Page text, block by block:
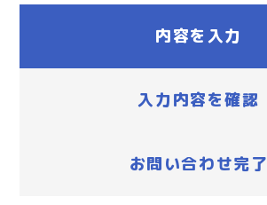
内容を入力
入力内容を確認
お問い合わせ完了